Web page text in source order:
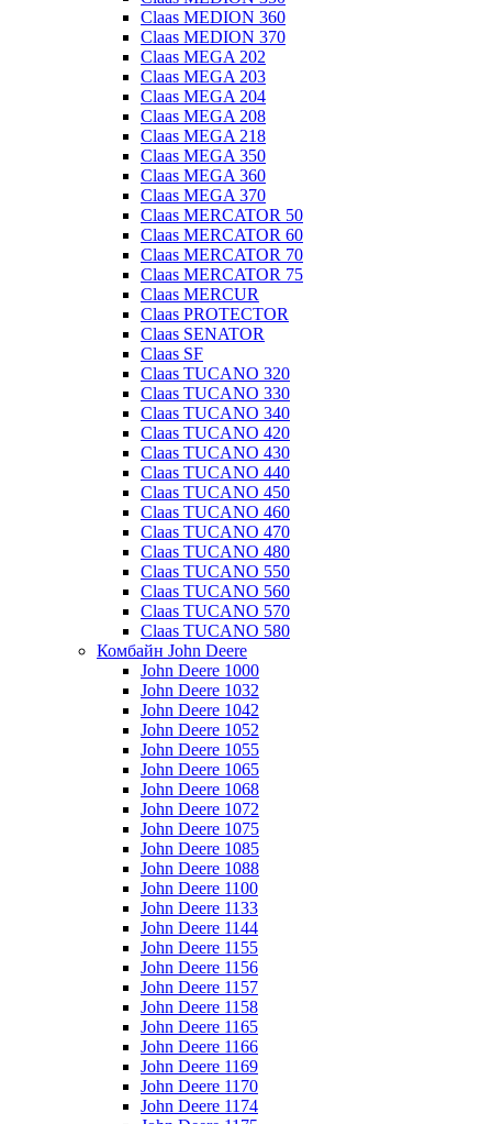
Claas MEDION 360
Claas MEDION 370
Claas MEGA 202
Claas MEGA 203
Claas MEGA 204
Claas MEGA 208
Claas MEGA 218
Claas MEGA 350
Claas MEGA 360
Claas MEGA 370
Claas MERCATOR 50
Claas MERCATOR 60
Claas MERCATOR 70
Claas MERCATOR 75
Claas MERCUR
Claas PROTECTOR
Claas SENATOR
Claas SF
Claas TUCANO 320
Claas TUCANO 330
Claas TUCANO 340
Claas TUCANO 420
Claas TUCANO 430
Claas TUCANO 440
Claas TUCANO 450
Claas TUCANO 460
Claas TUCANO 470
Claas TUCANO 480
Claas TUCANO 550
Claas TUCANO 560
Claas TUCANO 570
Claas TUCANO 580
Комбайн John Deere
John Deere 1000
John Deere 1032
John Deere 1042
John Deere 1052
John Deere 1055
John Deere 1065
John Deere 1068
John Deere 1072
John Deere 1075
John Deere 1085
John Deere 1088
John Deere 1100
John Deere 1133
John Deere 1144
John Deere 1155
John Deere 1156
John Deere 1157
John Deere 1158
John Deere 1165
John Deere 1166
John Deere 1169
John Deere 1170
John Deere 1174